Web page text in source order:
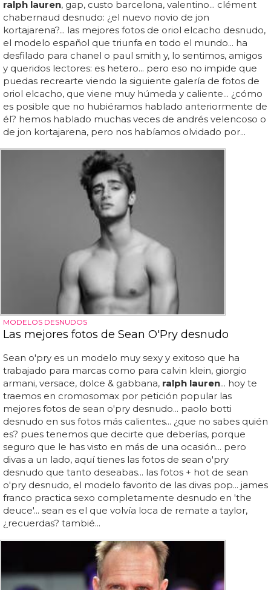
ralph lauren, gap, custo barcelona, valentino... clément
chabernaud desnudo: ¿el nuevo novio de jon
kortajarena?... las mejores fotos de oriol elcacho desnudo,
el modelo español que triunfa en todo el mundo... ha
desfilado para chanel o paul smith y, lo sentimos, amigos
y queridos lectores: es hetero... pero eso no impide que
puedas recrearte viendo la siguiente galería de fotos de
oriol elcacho, que viene muy húmeda y caliente... ¿cómo
es posible que no hubiéramos hablado anteriormente de
él? hemos hablado muchas veces de andrés velencoso o
de jon kortajarena, pero nos habíamos olvidado por...
MODELOS DESNUDOS
Las mejores fotos de Sean O'Pry desnudo
Sean o'pry es un modelo muy sexy y exitoso que ha
trabajado para marcas como para calvin klein, giorgio
armani, versace, dolce & gabbana, ralph lauren... hoy te
traemos en cromosomax por petición popular las
mejores fotos de sean o'pry desnudo... paolo botti
desnudo en sus fotos más calientes... ¿que no sabes quién
es? pues tenemos que decirte que deberías, porque
seguro que le has visto en más de una ocasión... pero
divas a un lado, aquí tienes las fotos de sean o'pry
desnudo que tanto deseabas... las fotos + hot de sean
o'pry desnudo, el modelo favorito de las divas pop... james
franco practica sexo completamente desnudo en 'the
deuce'... sean es el que volvía loca de remate a taylor,
¿recuerdas? tambié...